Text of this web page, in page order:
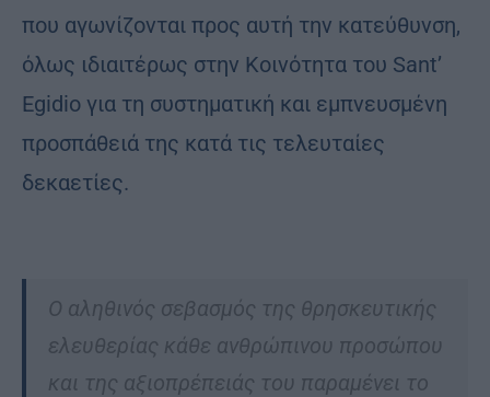
που αγωνίζονται προς αυτή την κατεύθυνση,
όλως ιδιαιτέρως στην Κοινότητα του Sant’
Egidio για τη συστηματική και εμπνευσμένη
προσπάθειά της κατά τις τελευταίες
δεκαετίες.
Ο αληθινός σεβασμός της θρησκευτικής
ελευθερίας κάθε ανθρώπινου προσώπου
και της αξιοπρέπειάς του παραμένει το